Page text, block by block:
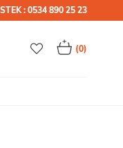
: 0534 890 25 23
0